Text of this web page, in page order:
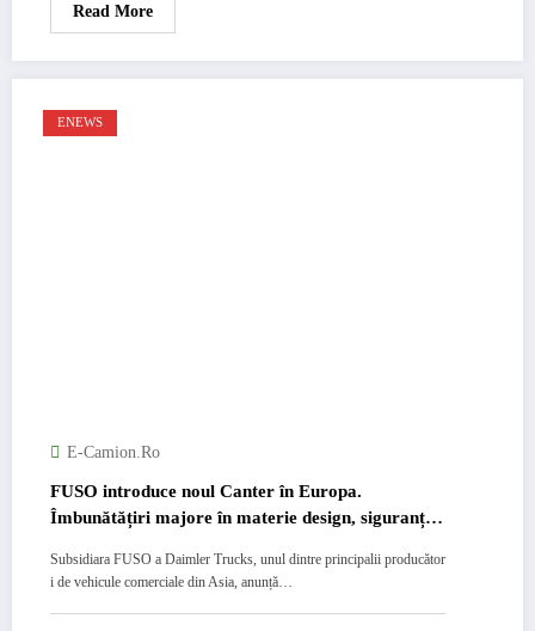
Read More
ENEWS
E-Camion.ro
FUSO introduce noul Canter în Europa.
Îmbunătățiri majore în materie design, siguranță
Subsidiara FUSO a Daimler Trucks, unul dintre principalii producător
i de vehicule comerciale din Asia, anunță…